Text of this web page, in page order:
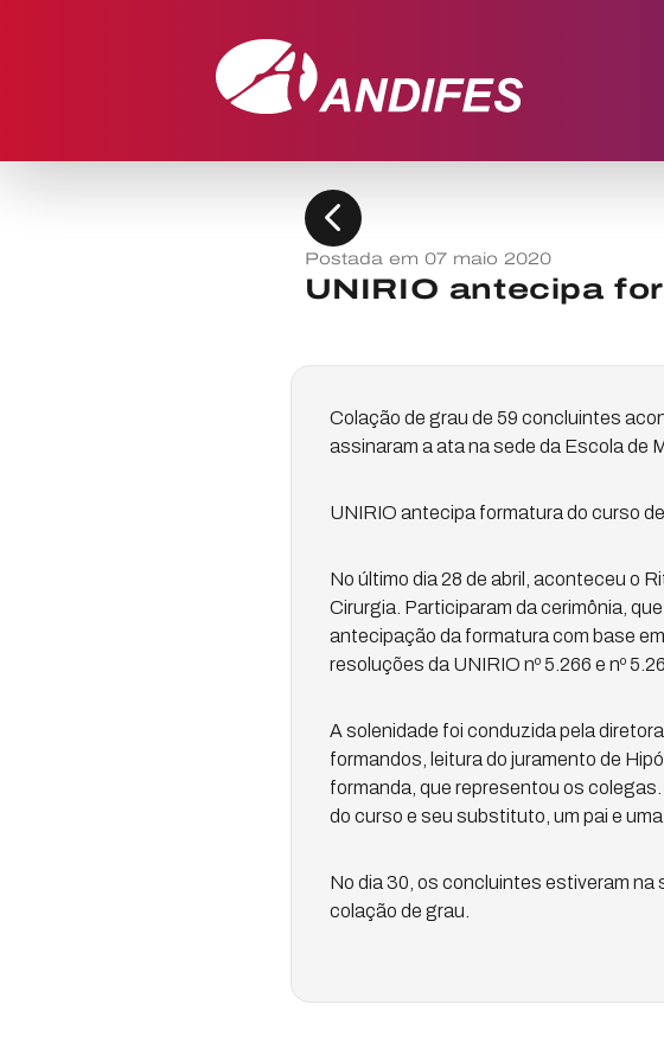
chevron_left
Postada em 07 maio 2020
UNIRIO antecipa
Colação de grau de 59 concluintes
assinaram a ata na sede da Escola de
UNIRIO antecipa formatura do curso
No último dia 28 de abril, aconteceu o
Cirurgia. Participaram da cerimônia,
antecipação da formatura com base
resoluções da UNIRIO nº 5.266 e nº
A solenidade foi conduzida pela
formandos, leitura do juramento de
formanda, que representou os
do curso e seu substituto, um pai e
No dia 30, os concluintes estiveram
colação de grau.